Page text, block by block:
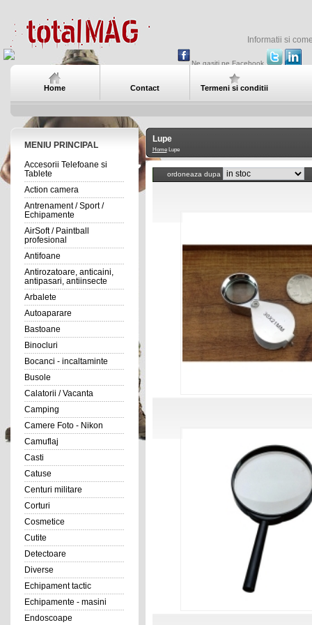
Informatii si
Ne gasiti pe Facebook
Home Contact Termeni si conditii
MENIU PRINCIPAL
Accesorii Telefoane si
Tablete
Action camera
Antrenament / Sport /
Echipamente
AirSoft / Paintball
profesional
Antifoane
Antirozatoare, anticaini,
antipasari, antiinsecte
Arbalete
Autoaparare
Bastoane
Binocluri
Bocanci - incaltaminte
Busole
Calatorii / Vacanta
Camping
Camere Foto - Nikon
Camuflaj
Casti
Catuse
Centuri militare
Corturi
Cosmetice
Cutite
Detectoare
Diverse
Echipament tactic
Echipamente - masini
Endoscoape
Lupe
HomeLupe
ordoneaza dupa